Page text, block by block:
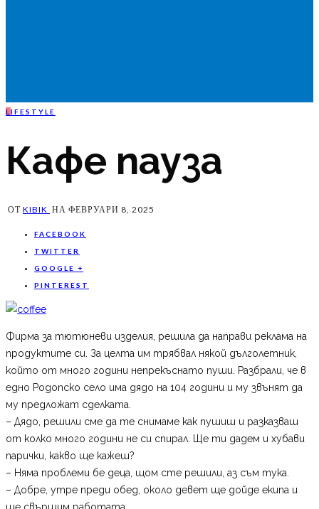
L IFESTYLE
Кафе пауза
ОТ KIBIK НА ФЕВРУАРИ 8, 2025
FACEBOOK
TWITTER
GOOGLE +
PINTEREST
Фирма за тютюневи изделия, решила да направи реклама на
продуктите си. За целта им трябвал някой дълголетник,
който от много години непрекъснато пуши. Разбрали, че в
едно Родопско село има дядо на 104 години и му звънят да
му предложат сделката.
– Дядо, решили сме да те снимаме как пушиш и разказваш
от колко много години не си спирал. Ще ти дадем и хубави
парички, какво ще кажеш?
– Няма проблеми бе деца, щом сте решили, аз съм тука.
– Добре, утре преди обед, около девет ще дойде екипа и
ще свършим работата.